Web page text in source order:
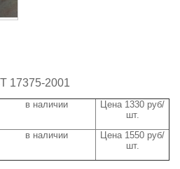
17375-2001
в наличии
Цена 1330 руб/
шт.
в наличии
Цена 1550 руб/
шт.